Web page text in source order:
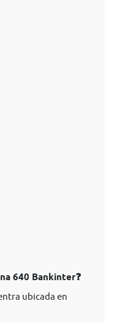
640 Bankinter❓
ubicada en